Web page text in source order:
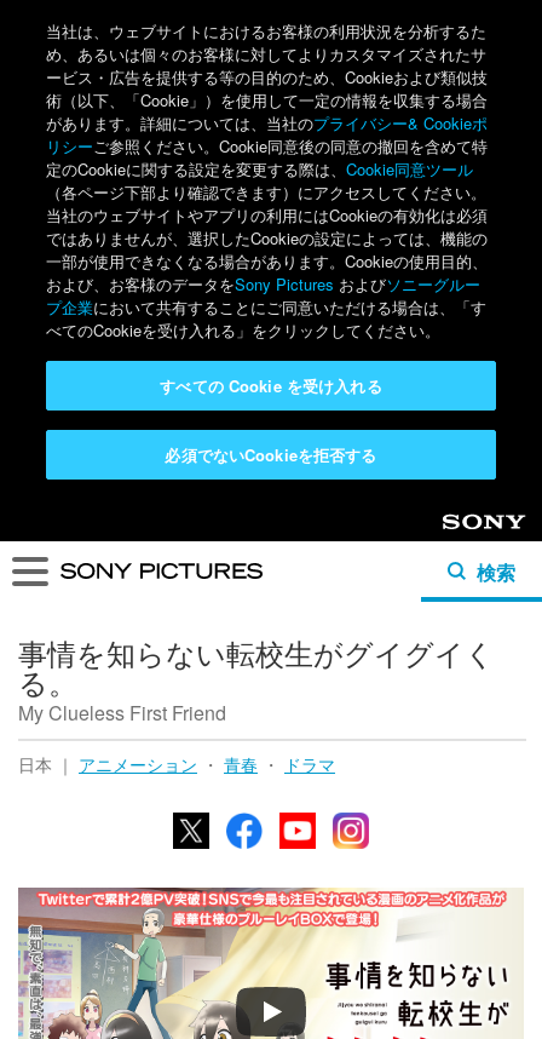
当社は、ウェブサイトにおけるお客様の利用状況を分析するた
め、あるいは個々のお客様に対してよりカスタマイズされたサ
ービス・広告を提供する等の目的のため、Cookieおよび類似技
術（以下、「Cookie」）を使用して一定の情報を収集する場合
があります。詳細については、当社のプライバシー& Cookieポ
リシーご参照ください。Cookie同意後の同意の撤回を含めて特
定のCookieに関する設定を変更する際は、Cookie同意ツール
（各ページ下部より確認できます）にアクセスしてください。
当社のウェブサイトやアプリの利用にはCookieの有効化は必須
ではありませんが、選択したCookieの設定によっては、機能の
一部が使用できなくなる場合があります。Cookieの使用目的、
および、お客様のデータをSony Pictures およびソニーグルー
プ企業において共有することにご同意いただける場合は、「す
べてのCookieを受け入れる」をクリックしてください。
必須でないCookieを拒否する
すべての Cookie を受け入れる
Sony
検索
事情を知らない転校生がグイグイく
る。
My Clueless First Friend
日本 ｜ アニメーション ・ 青春 ・ ドラマ
X FacebookYouTubeInstagram